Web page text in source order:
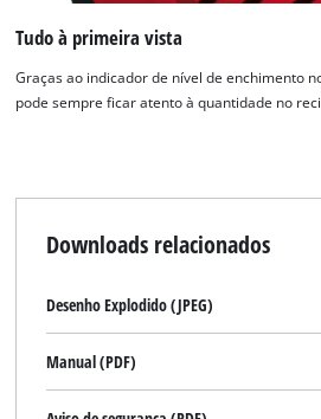
Tudo à primeira vista
Graças ao indicador de nível de enchimento
pode sempre ficar atento à quantidade no
Downloads relacionados
Desenho Explodido (JPEG)
Manual (PDF)